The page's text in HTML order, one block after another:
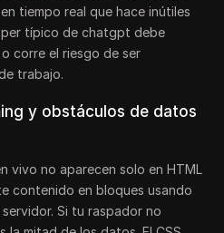
tiempo real que hace inútiles
típico de chatgpt debe
corre el riesgo de ser
trabajo.
y obstáculos de datos
vivo no aparecen solo en HTML
contenido en bloques usando
Si tu raspador no